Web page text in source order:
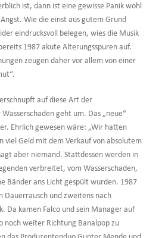
ist, dann ist eine gewisse Panik wohl
Wie die einst aus gutem Grund
eindrucksvoll belegen, wies die Musik
1987 akute Alterungsspuren auf.
zeugen daher vor allem von einer
auf diese Art der
geht um. Das „neue“
Ehrlich gewesen wäre: „Wir hatten
viel Geld mit dem Verkauf von absolutem
aber niemand. Stattdessen werden in
verbreitet, vom Wasserschaden,
Bänder ans Licht gespült wurden. 1987
Dauerrausch und zweitens nach
Da kamen Falco und sein Manager auf
noch weiter Richtung Banalpop zu